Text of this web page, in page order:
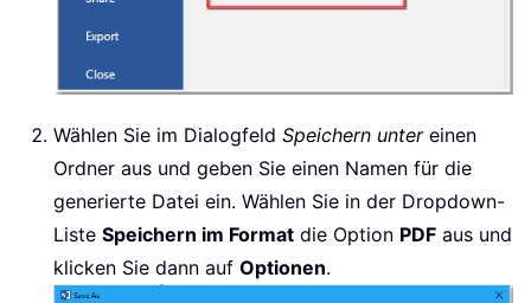
Wählen Sie im Dialogfeld Speichern untereinen
Ordner aus und geben Sie einen Namen für die
generierte Datei ein. Wählen Sie in der Dropdown-
Liste Speichern im Format die Option PDF aus und
klicken Sie dann auf Optionen.